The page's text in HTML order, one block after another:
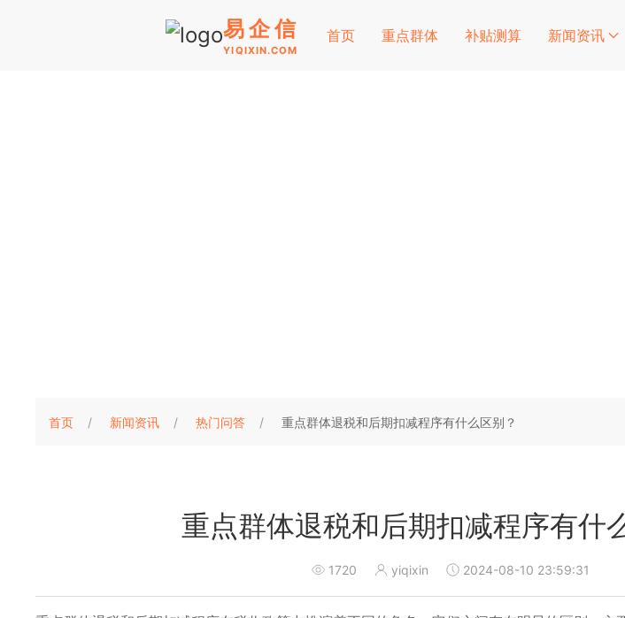
易企信
YIQIXIN.COM
首页 重点群体 补贴测算 新闻资讯
首页 新闻资讯 热门问答 重点群体退税和后期扣减程序有什么区别？
重点群体退税和后期扣减程序有什
1720 yiqixin 2024-08-10 23:59:31